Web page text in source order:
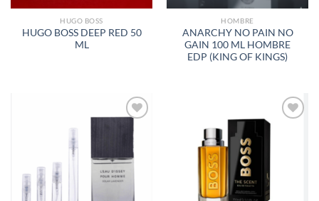
HUGO BOSS
HUGO BOSS DEEP RED 50
ML
HOMBRE
ANARCHY NO PAIN NO
GAIN 100 ML HOMBRE
EDP (KING OF KINGS)
AÑADIR
DE
DESEOS
DESEOS